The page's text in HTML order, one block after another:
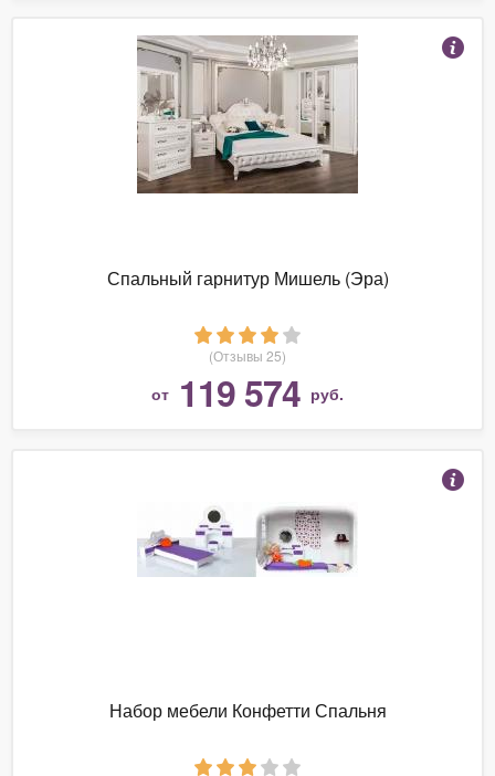
Спальный гарнитур Мишель (Эра)
(Отзывы 25)
от 119 574 руб.
Набор мебели Конфетти Спальня